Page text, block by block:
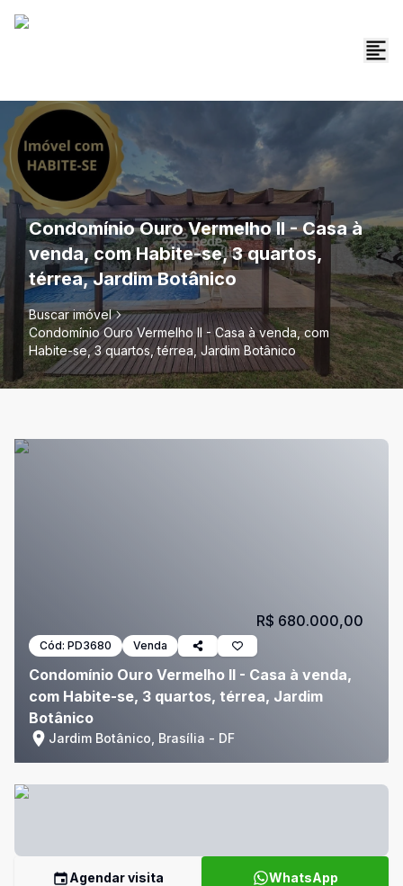
Condomínio Ouro Vermelho II - Casa à
venda, com Habite-se, 3 quartos,
térrea, Jardim Botânico
Buscar imóvel
Condomínio Ouro Vermelho II - Casa à venda, com
Habite-se, 3 quartos, térrea, Jardim Botânico
Cód: PD3680 Venda
Condomínio Ouro Vermelho II - Casa à venda,
com Habite-se, 3 quartos, térrea, Jardim
Botânico
Jardim Botânico, Brasília - DF
R$ 680.000,00
Agendar visita WhatsApp